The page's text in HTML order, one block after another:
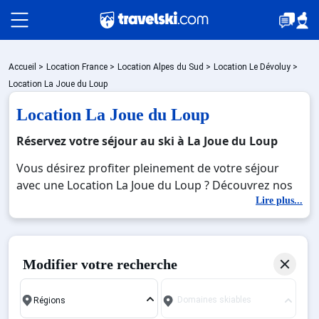
Packages
🚆Train de nuit
Stations
Hébergements
Bons plans
Accueil > Location France > Location Alpes du Sud > Location Le Dévoluy >
Location La Joue du Loup
Location La Joue du Loup
Réservez votre séjour au ski à La Joue du Loup
Vous désirez profiter pleinement de votre séjour
avec une Location La Joue du Loup ? Découvrez nos
offres de Location La Joue du Loup pour skier sans
limite à noel, jour de l'an, février. Fermez les yeux et
imaginez… Profitez de votre Location La Joue du
pourrez mêler les plaisirs de la glisse sur les pistes
beauté des paysages montagnards. Pour un week-
Lire plus...
Modifier votre recherche
Domaines skiables